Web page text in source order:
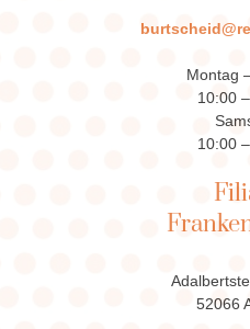
Montag
10:00
10:00
52066